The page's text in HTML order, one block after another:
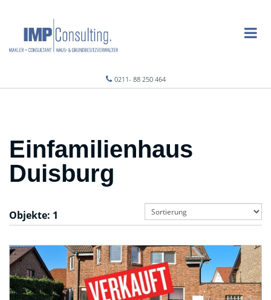
0211- 88 250 464
Einfamilienhaus
Duisburg
Objekte: 1